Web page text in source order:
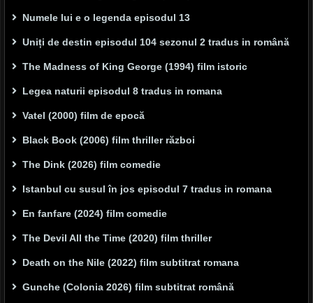
Numele lui e o legenda episodul 13
Uniți de destin episodul 104 sezonul 2 tradus in română
The Madness of King George (1994) film istoric
Legea naturii episodul 8 tradus in romana
Vatel (2000) film de epocă
Black Book (2006) film thriller război
The Dink (2026) film comedie
Istanbul cu susul în jos episodul 7 tradus in romana
En fanfare (2024) film comedie
The Devil All the Time (2020) film thriller
Death on the Nile (2022) film subtitrat romana
Gunche (Colonia 2026) film subtitrat română